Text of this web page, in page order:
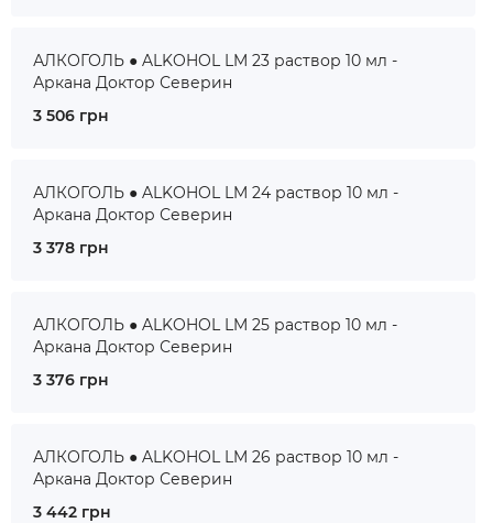
АЛКОГОЛЬ ● ALKOHOL LM 23 раствор 10 мл -
Аркана Доктор Северин
3 506 грн
АЛКОГОЛЬ ● ALKOHOL LM 24 раствор 10 мл -
Аркана Доктор Северин
3 378 грн
АЛКОГОЛЬ ● ALKOHOL LM 25 раствор 10 мл -
Аркана Доктор Северин
3 376 грн
АЛКОГОЛЬ ● ALKOHOL LM 26 раствор 10 мл -
Аркана Доктор Северин
3 442 грн